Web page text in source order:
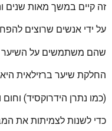
זה קיים במשך מאות שנים
על ידי אנשים שרוצים
שהם משתמשים על
החלקת שיער ברזילאית
(כמו נתרן הידרוקסיד) וחום
כדי לשנות לצמיתות את